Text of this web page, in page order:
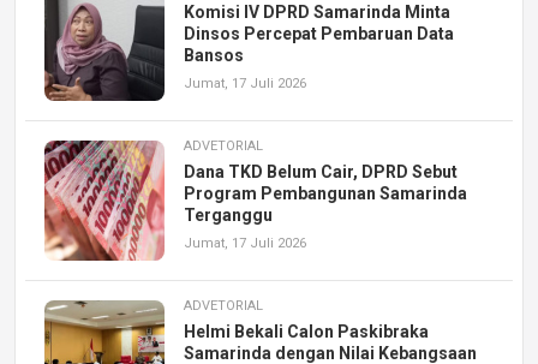
Komisi IV DPRD Samarinda Minta
Dinsos Percepat Pembaruan Data
Bansos
Jumat, 17 Juli 2026
ADVETORIAL
Dana TKD Belum Cair, DPRD Sebut
Program Pembangunan Samarinda
Terganggu
Jumat, 17 Juli 2026
ADVETORIAL
Helmi Bekali Calon Paskibraka
Samarinda dengan Nilai Kebangsaan